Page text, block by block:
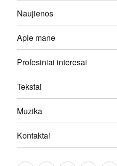
Naujienos
Apie mane
Profesiniai interesai
Tekstai
Muzika
Kontaktai